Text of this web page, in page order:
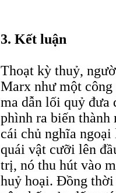
3. Kết luận
Thoạt kỳ thuỷ,
Marx như một
ma dẫn lối quỷ đưa
phình ra biến
cái chủ nghĩa
quái vật cưỡi lên
trị, nó thu hút vào
huỷ hoại. Đồng thời